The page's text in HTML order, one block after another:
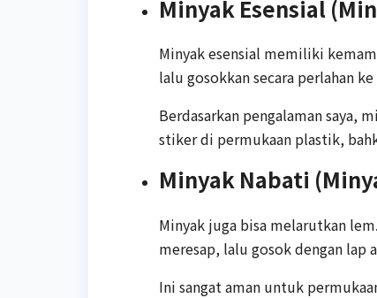
Minyak Esensial
Minyak esensial memiliki
lalu gosokkan secara perlahan
Berdasarkan pengalaman saya,
stiker di permukaan plastik,
Minyak Nabati
Minyak juga bisa melarutkan
meresap, lalu gosok dengan lap
Ini sangat aman untuk